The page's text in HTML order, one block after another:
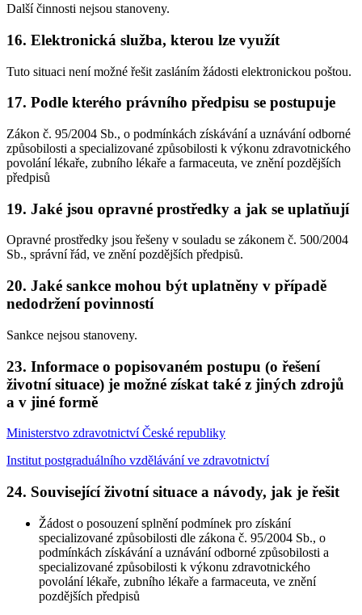
Další činnosti nejsou stanoveny.
16. Elektronická služba, kterou lze využít
Tuto situaci není možné řešit zasláním žádosti elektronickou poštou.
17. Podle kterého právního předpisu se postupuje
Zákon č. 95/2004 Sb., o podmínkách získávání a uznávání odborné
způsobilosti a specializované způsobilosti k výkonu zdravotnického
povolání lékaře, zubního lékaře a farmaceuta, ve znění pozdějších
předpisů
19. Jaké jsou opravné prostředky a jak se uplatňují
Opravné prostředky jsou řešeny v souladu se zákonem č. 500/2004
Sb., správní řád, ve znění pozdějších předpisů.
20. Jaké sankce mohou být uplatněny v případě
nedodržení povinností
Sankce nejsou stanoveny.
23. Informace o popisovaném postupu (o řešení
životní situace) je možné získat také z jiných zdrojů
a v jiné formě
Ministerstvo zdravotnictví České republiky
Institut postgraduálního vzdělávání ve zdravotnictví
24. Související životní situace a návody, jak je řešit
Žádost o posouzení splnění podmínek pro získání
specializované způsobilosti dle zákona č. 95/2004 Sb., o
podmínkách získávání a uznávání odborné způsobilosti a
specializované způsobilosti k výkonu zdravotnického
povolání lékaře, zubního lékaře a farmaceuta, ve znění
pozdějších předpisů